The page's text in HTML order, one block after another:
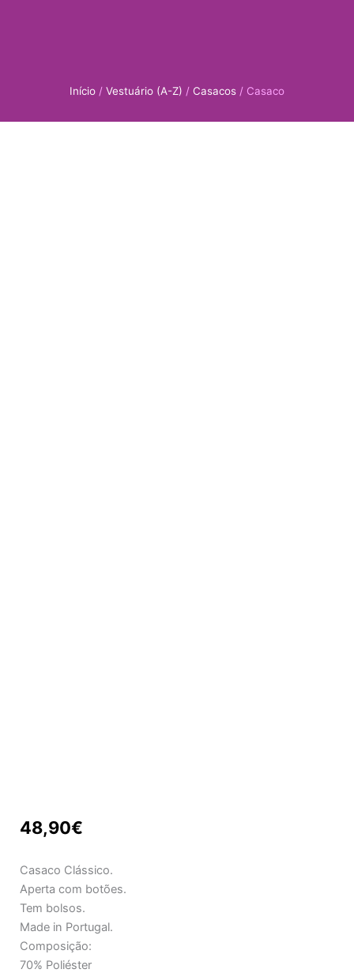
Início / Vestuário (A-Z) / Casacos / Casaco
48,90€
Casaco Clássico.
Aperta com botões.
Tem bolsos.
Made in Portugal.
Composição:
70% Poliéster